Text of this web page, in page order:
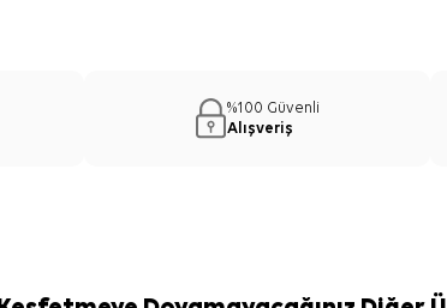
%100 Güvenli
Alışveriş